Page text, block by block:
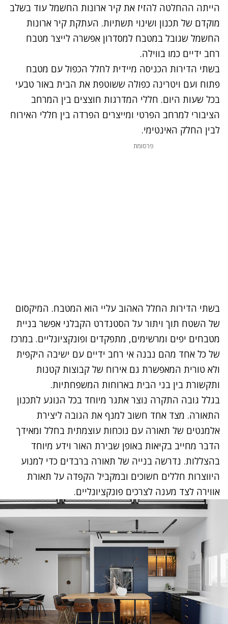
הייתה ההחלטה להזיז את קיר ארונות החשמל עוד בשלב
מוקדם של תכנון ושינוי תשתיות. העתקת קיר ארונות
החשמל שגובל במטבח למסדרון אפשרה לייצר מטבח
רחב ידיים כמו בווילה.
בשתי הדירות הכניסה מיידית לחלל הכפול עם מטבח
פתוח ועם ויטרינה כפולה ששוטפת את הבית באור טבעי
בכל שעות היום. חללי המדרגות חוצצים בין המרחב
הציבורי למרחב הפרטי ומייצרים הפרדה בין חללי האירוח
לבין החלק האינטימי.
פרסומת
בשתי הדירות החלל האהוב עליי הוא המטבח. המיקסום
של השטח תוך ויתור על הסטנדרט הקבלני אפשר בניית
מטבחים יפים ומרשימים, מתפקדים ופונקציונליים. במרכז
של כל אחד מהם נבנה אי רחב ידיים עם ישיבה היקפית
ולא טורית המאפשרת גם אירוח של קבוצות קטנות
ותקשורת בין בני הבית בארוחות המשפחתיות.
בגלל גובה התקרה נוצר אתגר מיוחד בכל הנוגע לתכנון
התאורה. מצד אחד חשוב למנף את הגובה ליצירת
אלמנטים של תאורה עם נוכחות עוצמתית בחלל ומאידך
הדבר מחייב בקיאות באופן שבירת האור וידע מיוחד
בהצללות. נדרשה בנייה של תאורה ברבדים כדי למנוע
היווצרות חללים חשוכים ובמקביל הקפדה על תאורת
אווירה לצד מענה לצרכים פונקציונליים.